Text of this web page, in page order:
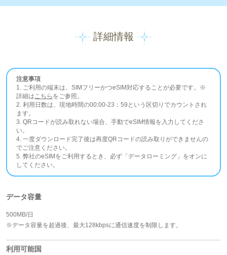
詳細情報
注意事項
1. ご利用の端末は、SIMフリーかつeSIM対応することが必要です。※
詳細は こちら をご参照。
2. 利用日数は、現地時間の00:00-23：59という区切りでカウントされ
ます。
3. QRコードが読み取れない場合、手動でeSIM情報を入力してくださ
い。
4. 一度ダウンロード完了後は再度QRコードの読み取りができませんの
でご注意ください。
5. 弊社のeSIMをご利用するとき、必ず「データローミング」をオンに
してください。
データ容量
500MB/日
※データ容量を超過後、最大128kbpsに通信速度を制限します。
利用可能国